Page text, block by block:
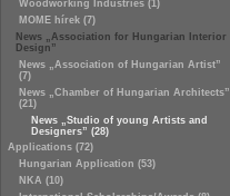
Woodworking Industries (1)
MOME hírek (7)
News „Association for Hungarian Interior
Design”
News „Association of Hungarian Artist”
(7)
News „Chamber of Hungarian Architects”
(21)
News „Studio of young Artists and
Designers” (28)
Applications (72)
Hungarian Application (53)
NKA (10)